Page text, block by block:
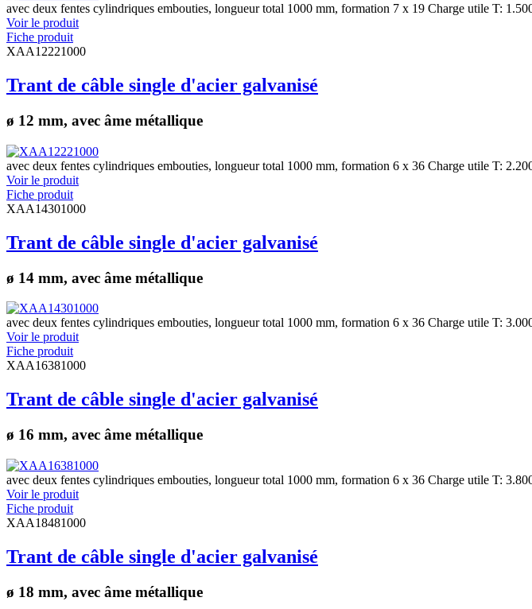
avec deux fentes cylindriques embouties, longueur total 1000 mm, formation 7 x 19 Charge utile T:
Voir le produit
Fiche produit
XAA12221000
Trant de câble single d'acier galvanisé
ø 12 mm, avec âme métallique
avec deux fentes cylindriques embouties, longueur total 1000 mm, formation 6 x 36 Charge utile T:
Voir le produit
Fiche produit
XAA14301000
Trant de câble single d'acier galvanisé
ø 14 mm, avec âme métallique
avec deux fentes cylindriques embouties, longueur total 1000 mm, formation 6 x 36 Charge utile T:
Voir le produit
Fiche produit
XAA16381000
Trant de câble single d'acier galvanisé
ø 16 mm, avec âme métallique
avec deux fentes cylindriques embouties, longueur total 1000 mm, formation 6 x 36 Charge utile T:
Voir le produit
Fiche produit
XAA18481000
Trant de câble single d'acier galvanisé
ø 18 mm, avec âme métallique